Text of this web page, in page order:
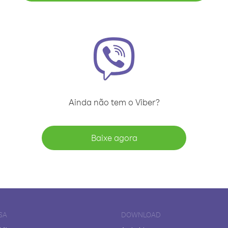
Ainda não tem o Viber?
Baixe agora
DOWNLOAD